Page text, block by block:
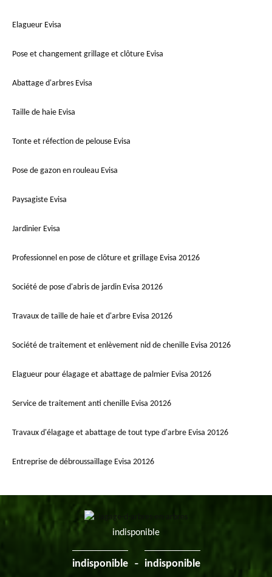
Elagueur Evisa
Pose et changement grillage et clôture Evisa
Abattage d'arbres Evisa
Taille de haie Evisa
Tonte et réfection de pelouse Evisa
Pose de gazon en rouleau Evisa
Paysagiste Evisa
Jardinier Evisa
Professionnel en pose de clôture et grillage Evisa 20126
Société de pose d'abris de jardin Evisa 20126
Travaux de taille de haie et d'arbre Evisa 20126
Société de traitement et enlèvement nid de chenille Evisa 20126
Elagueur pour élagage et abattage de palmier Evisa 20126
Service de traitement anti chenille Evisa 20126
Travaux d'élagage et abattage de tout type d'arbre Evisa 20126
Entreprise de débroussaillage Evisa 20126
indisponible
indisponible - indisponible